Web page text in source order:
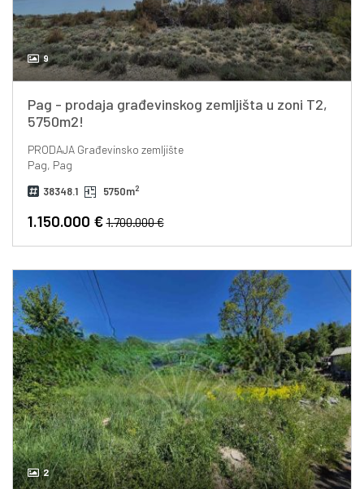
9
Pag - prodaja građevinskog zemljišta u zoni T2,
5750m2!
PRODAJAGrađevinsko zemljište
Pag, Pag
38348.1 5750m2
1.150.000 €1.700.000 €
2